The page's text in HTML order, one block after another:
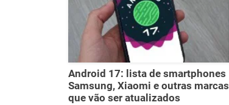
Android 17: lista de smartphones
Samsung, Xiaomi e outras marcas
que vão ser atualizados